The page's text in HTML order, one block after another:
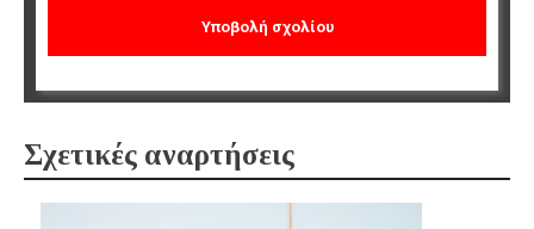
Σχετικές αναρτήσεις